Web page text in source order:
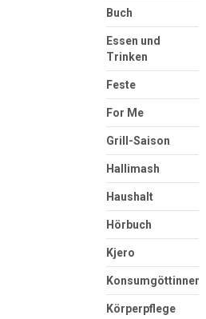
Buch
Essen und
Trinken
Feste
For Me
Grill-Saison
Hallimash
Haushalt
Hörbuch
Kjero
Konsumgöttinnen
Körperpflege